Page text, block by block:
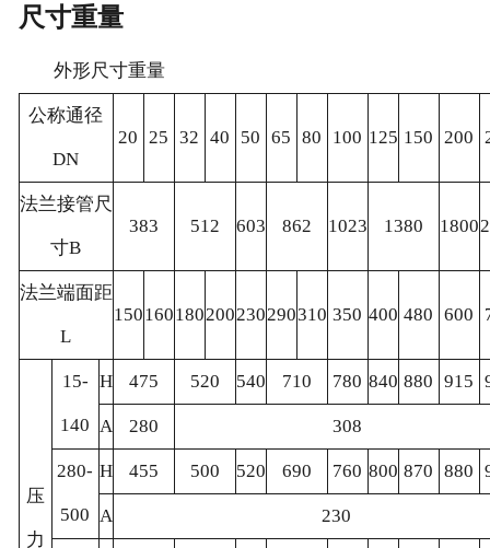
尺寸重量
外形尺寸重量
公称通径
DN
20 25 32 40 50 65 80 100 125 150 200
法兰接管尺
寸B
383 512 603 862 1023 1380 1800
法兰端面距
L
150160180200230290310 350 400 480 600
压
力
15-
140
H 475 520 540 710 780 840 880 915
A 280 308
280-
500
H 455 500 520 690 760 800 870 880
A 230